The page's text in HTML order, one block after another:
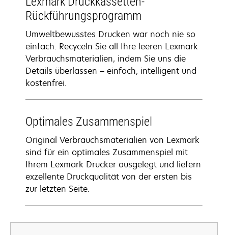
Rückführungsprogramm
Umweltbewusstes Drucken war noch nie so
einfach. Recyceln Sie all Ihre leeren Lexmark
Verbrauchsmaterialien, indem Sie uns die
Details überlassen – einfach, intelligent und
kostenfrei.
Optimales Zusammenspiel
Original Verbrauchsmaterialien von Lexmark
sind für ein optimales Zusammenspiel mit
Ihrem Lexmark Drucker ausgelegt und liefern
exzellente Druckqualität von der ersten bis
zur letzten Seite.